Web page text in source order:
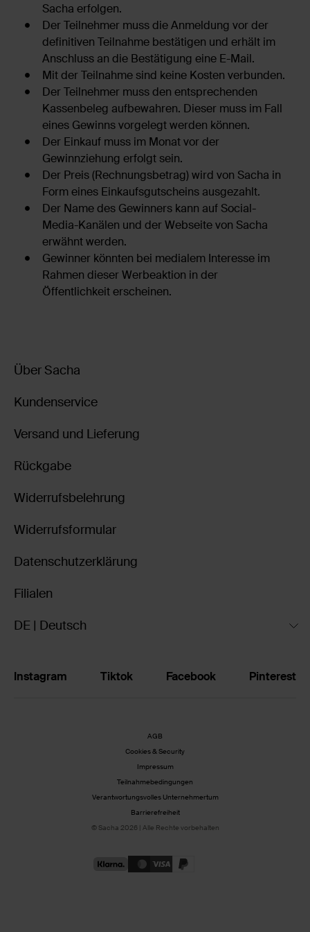
Sacha erfolgen.
Der Teilnehmer muss die Anmeldung vor der
definitiven Teilnahme bestätigen und erhält im
Anschluss an die Bestätigung eine E-Mail.
Mit der Teilnahme sind keine Kosten verbunden.
Der Teilnehmer muss den entsprechenden
Kassenbeleg aufbewahren. Dieser muss im Fall
eines Gewinns vorgelegt werden können.
Der Einkauf muss im Monat vor der
Gewinnziehung erfolgt sein.
Der Preis (Rechnungsbetrag) wird von Sacha in
Form eines Einkaufsgutscheins ausgezahlt.
Der Name des Gewinners kann auf Social-
Media-Kanälen und der Webseite von Sacha
erwähnt werden.
Gewinner könnten bei medialem Interesse im
Rahmen dieser Werbeaktion in der
Öffentlichkeit erscheinen.
Über Sacha
Kundenservice
Versand und Lieferung
Rückgabe
Widerrufsbelehrung
Widerrufsformular
Datenschutzerklärung
Filialen
DE | Deutsch
Instagram Tiktok Facebook Pinterest
AGB
Cookies & Security
Impressum
Teilnahmebedingungen
Verantwortungsvolles Unternehmertum
Barrierefreiheit
© Sacha 2026 | Alle Rechte vorbehalten